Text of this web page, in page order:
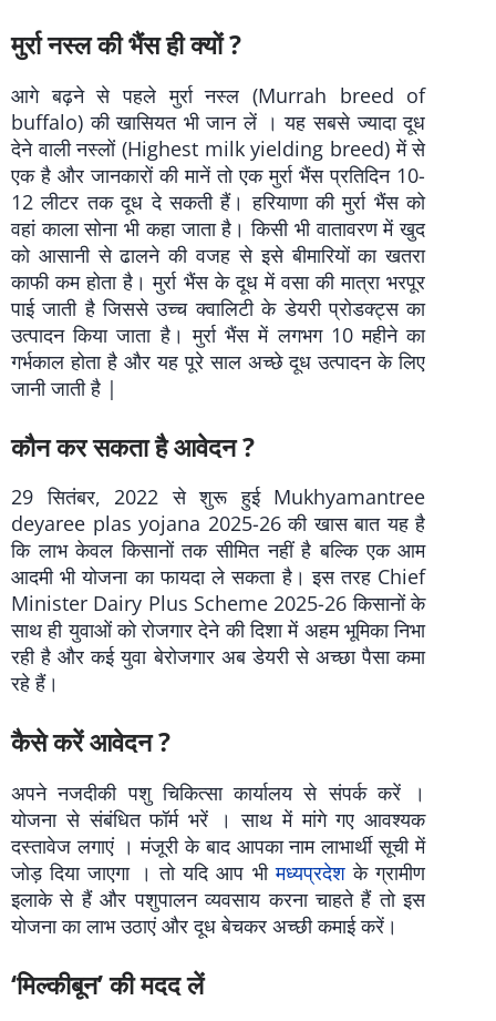
मुर्रा नस्ल की भैंस ही क्यों ?
आगे बढ़ने से पहले मुर्रा नस्ल (Murrah breed of
buffalo) की खासियत भी जान लें । यह सबसे ज्यादा दूध
देने वाली नस्लों (Highest milk yielding breed) में से
एक है और जानकारों की मानें तो एक मुर्रा भैंस प्रतिदिन 10-
12 लीटर तक दूध दे सकती हैं। हरियाणा की मुर्रा भैंस को
वहां काला सोना भी कहा जाता है। किसी भी वातावरण में खुद
को आसानी से ढालने की वजह से इसे बीमारियों का खतरा
काफी कम होता है। मुर्रा भैंस के दूध में वसा की मात्रा भरपूर
पाई जाती है जिससे उच्च क्वालिटी के डेयरी प्रोडक्ट्स का
उत्पादन किया जाता है। मुर्रा भैंस में लगभग 10 महीने का
गर्भकाल होता है और यह पूरे साल अच्छे दूध उत्पादन के लिए
जानी जाती है |
कौन कर सकता है आवेदन ?
29 सितंबर, 2022 से शुरू हुई Mukhyamantree
deyaree plas yojana 2025-26 की खास बात यह है
कि लाभ केवल किसानों तक सीमित नहीं है बल्कि एक आम
आदमी भी योजना का फायदा ले सकता है। इस तरह Chief
Minister Dairy Plus Scheme 2025-26 किसानों के
साथ ही युवाओं को रोजगार देने की दिशा में अहम भूमिका निभा
रही है और कई युवा बेरोजगार अब डेयरी से अच्छा पैसा कमा
रहे हैं।
कैसे करें आवेदन ?
अपने नजदीकी पशु चिकित्सा कार्यालय से संपर्क करें ।
योजना से संबंधित फॉर्म भरें । साथ में मांगे गए आवश्यक
दस्तावेज लगाएं । मंजूरी के बाद आपका नाम लाभार्थी सूची में
जोड़ दिया जाएगा । तो यदि आप भीमध्यप्रदेशके ग्रामीण
इलाके से हैं और पशुपालन व्यवसाय करना चाहते हैं तो इस
योजना का लाभ उठाएं और दूध बेचकर अच्छी कमाई करें।
‘मिल्कीबून’ की मदद लें